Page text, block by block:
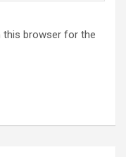
this browser for the